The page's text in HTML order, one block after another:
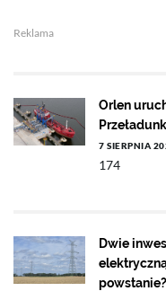
Reklama
Orlen
7 SIERPNIA
174
Dwie
powstanie?